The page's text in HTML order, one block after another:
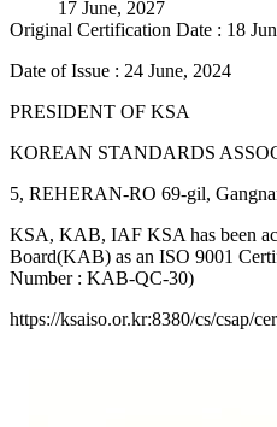
17 June, 2027
Original Certification Date : 18
Date of Issue : 24 June, 2024
PRESIDENT OF KSA
KOREAN STANDARDS
5, REHERAN-RO 69-gil,
KSA, KAB, IAF KSA has been
Board(KAB) as an ISO 9001
Number : KAB-QC-30)
https://ksaiso.or.kr:8380/cs/csap/